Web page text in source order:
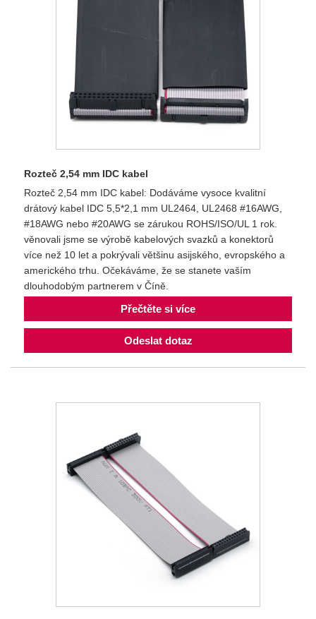
Rozteč 2,54 mm IDC kabel
Rozteč 2,54 mm IDC kabel: Dodáváme vysoce kvalitní
drátový kabel IDC 5,5*2,1 mm UL2464, UL2468 #16AWG,
#18AWG nebo #20AWG se zárukou ROHS/ISO/UL 1 rok.
věnovali jsme se výrobě kabelových svazků a konektorů
více než 10 let a pokrývali většinu asijského, evropského a
amerického trhu. Očekáváme, že se stanete vaším
dlouhodobým partnerem v Číně.
Přečtěte si více
Odeslat dotaz